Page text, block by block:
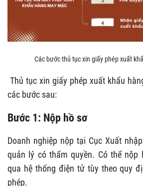
Các bước thủ tục xin giấy phép xuất
Thủ tục xin giấy phép xuất khẩu
các bước sau:
Bước 1: Nộp hồ sơ
Doanh nghiệp nộp tại Cục Xuất
quản lý có thẩm quyền. Có thể nộp
qua hệ thống điện tử tùy theo quy
phép.